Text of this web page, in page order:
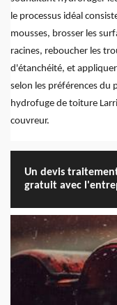
le processus idéal
mousses, brosser les
racines, reboucher les
d'étanchéité, et
selon les préférences
hydrofuge de toiture
couvreur.
Un devis
gratuit avec